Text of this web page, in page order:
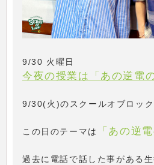
9/30 火曜日
今夜の授業は「あの逆電
9/30(火)のスクールオブロック
この日のテーマは 「あの逆
過去に電話で話した事がある